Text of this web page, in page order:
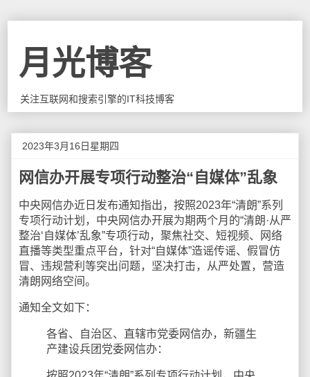
月光博客
关注互联网和搜索引擎的IT科技博客
2023年3月16日星期四
网信办开展专项行动整治“自媒体”乱象
中央网信办近日发布通知指出，按照2023年“清朗”系列
专项行动计划，中央网信办开展为期两个月的“清朗·从严
整治‘自媒体’乱象”专项行动，聚焦社交、短视频、网络
直播等类型重点平台，针对“自媒体”造谣传谣、假冒仿
冒、违规营利等突出问题，坚决打击，从严处置，营造
清朗网络空间。
通知全文如下：
各省、自治区、直辖市党委网信办，新疆生
产建设兵团党委网信办：